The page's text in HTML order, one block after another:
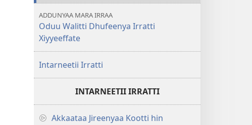
ADDUNYAA MARA IRRAA
Oduu Walitti Dhufeenya Irratti
Xiyyeeffate
Intarneetii Irratti
INTARNEETII IRRATTI
Akkaataa Jireenyaa Kootti hin